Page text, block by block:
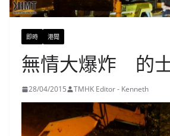
即時 港聞
無情大爆炸 的
28/04/2015 TMHK Editor - Kenneth